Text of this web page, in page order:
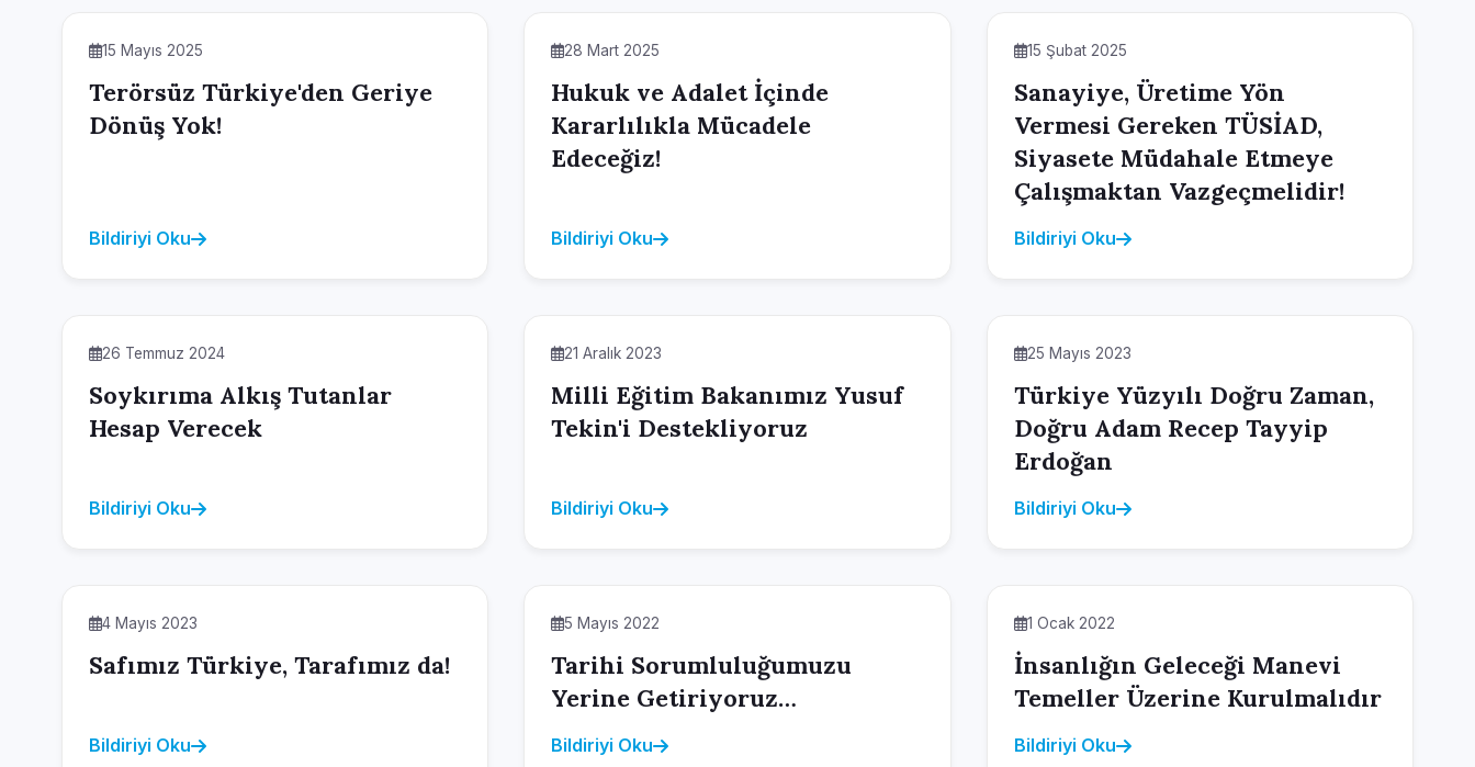
15 Mayıs 2025
Terörsüz Türkiye'den Geriye
Dönüş Yok!
Bildiriyi Oku
28 Mart 2025
Hukuk ve Adalet İçinde
Kararlılıkla Mücadele
Edeceğiz!
Bildiriyi Oku
15 Şubat 2025
Sanayiye, Üretime Yön
Vermesi Gereken TÜSİAD,
Siyasete Müdahale Etmeye
Çalışmaktan Vazgeçmelidir!
Bildiriyi Oku
26 Temmuz 2024
Soykırıma Alkış Tutanlar
Hesap Verecek
Bildiriyi Oku
21 Aralık 2023
Milli Eğitim Bakanımız Yusuf
Tekin'i Destekliyoruz
Bildiriyi Oku
25 Mayıs 2023
Türkiye Yüzyılı Doğru Zaman,
Doğru Adam Recep Tayyip
Erdoğan
Bildiriyi Oku
4 Mayıs 2023
Safımız Türkiye, Tarafımız da!
Bildiriyi Oku
5 Mayıs 2022
Tarihi Sorumluluğumuzu
Yerine Getiriyoruz…
Bildiriyi Oku
1 Ocak 2022
İnsanlığın Geleceği Manevi
Temeller Üzerine Kurulmalıdır
Bildiriyi Oku